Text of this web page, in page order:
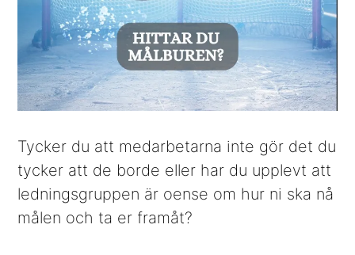
Tycker du att medarbetarna inte gör det du
tycker att de borde eller har du upplevt att
ledningsgruppen är oense om hur ni ska nå
målen och ta er framåt?